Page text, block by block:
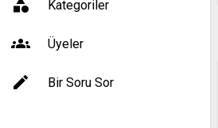
Kategoriler
Üyeler
Bir Soru Sor